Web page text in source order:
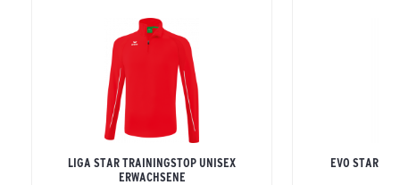
LIGA STAR TRAININGSTOP UNISEX
ERWACHSENE
EVO STAR